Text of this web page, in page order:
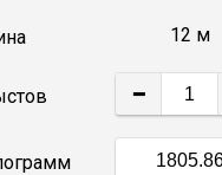
12 м
−